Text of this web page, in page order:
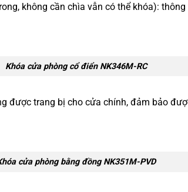
không cần chìa vẫn có thể khóa):
Khóa cửa phòng cổ điển NK346M-RC
được trang bị cho cửa chính, đảm bảo
cửa phòng bằng đồng NK351M-PVD